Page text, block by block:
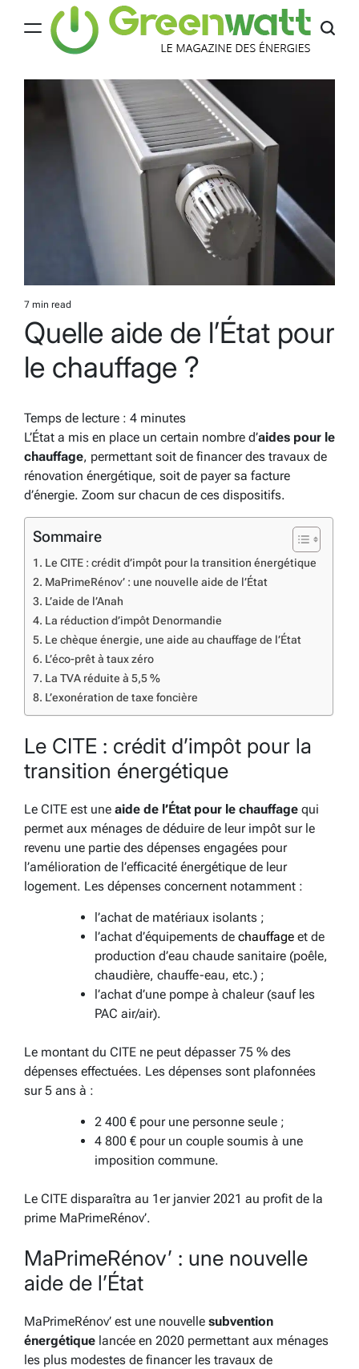
Estimated
read
time
7 min read
Quelle aide de l’État pour
le chauffage ?
Temps de lecture : 4 minutes
L’État a mis en place un certain nombre d’aides pour le
chauffage, permettant soit de financer des travaux de
rénovation énergétique, soit de payer sa facture
d’énergie. Zoom sur chacun de ces dispositifs.
Sommaire
Le CITE : crédit d’impôt pour la transition énergétique
MaPrimeRénov’ : une nouvelle aide de l’État
L’aide de l’Anah
La réduction d’impôt Denormandie
Le chèque énergie, une aide au chauffage de l’État
L’éco-prêt à taux zéro
La TVA réduite à 5,5 %
L’exonération de taxe foncière
Le CITE : crédit d’impôt pour la
transition énergétique
Le CITE est une aide de l’État pour le chauffage qui
permet aux ménages de déduire de leur impôt sur le
revenu une partie des dépenses engagées pour
l’amélioration de l’efficacité énergétique de leur
logement. Les dépenses concernent notamment :
l’achat de matériaux isolants ;
l’achat d’équipements de chauffage et de
production d’eau chaude sanitaire (poêle,
chaudière, chauffe-eau, etc.) ;
l’achat d’une pompe à chaleur (sauf les
PAC air/air).
Le montant du CITE ne peut dépasser 75 % des
dépenses effectuées. Les dépenses sont plafonnées
sur 5 ans à :
2 400 € pour une personne seule ;
4 800 € pour un couple soumis à une
imposition commune.
Le CITE disparaîtra au 1er janvier 2021 au profit de la
prime MaPrimeRénov’.
MaPrimeRénov’ : une nouvelle
aide de l’État
MaPrimeRénov’ est une nouvelle subvention
énergétique lancée en 2020 permettant aux ménages
les plus modestes de financer les travaux de